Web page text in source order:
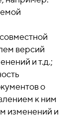
версий
и т.д.;
о
к ним
изменений и